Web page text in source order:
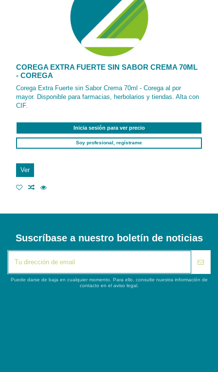
COREGA EXTRA FUERTE SIN SABOR CREMA 70ML
- COREGA
Corega Extra Fuerte sin Sabor Crema 70ml - Corega al por
mayor. Disponible para farmacias, herbolarios y tiendas. Alta con
CIF.
Inicia sesión para ver precio
Soy profesional, regístrame
Ver
Suscríbase a nuestro boletín de noticias
Puede darse de baja en cualquier momento. Para ello, consulte nuestra información de
contacto en el aviso legal.